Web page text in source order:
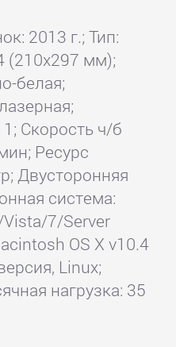
2013 г.; Тип:
(210x297 мм);
белая;
Скорость ч/б
Ресурс
Двусторонняя
система:
7/Server
OS X v10.4
Linux;
нагрузка: 35